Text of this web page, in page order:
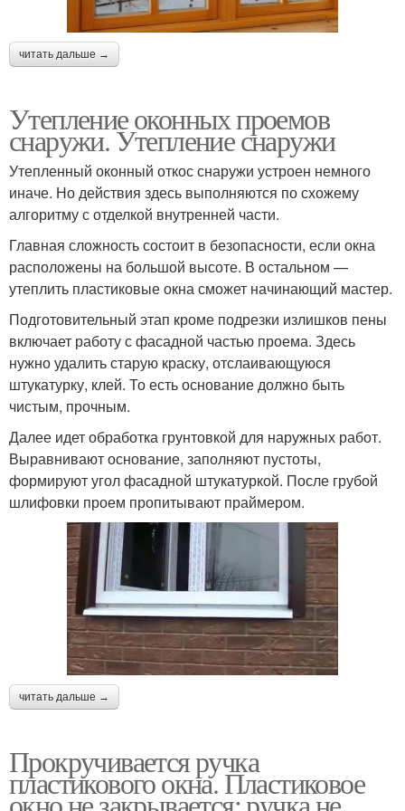
читать дальше →
Утепление оконных проемов
снаружи. Утепление снаружи
Утепленный оконный откос снаружи устроен немного
иначе. Но действия здесь выполняются по схожему
алгоритму с отделкой внутренней части.
Главная сложность состоит в безопасности, если окна
расположены на большой высоте. В остальном —
утеплить пластиковые окна сможет начинающий мастер.
Подготовительный этап кроме подрезки излишков пены
включает работу с фасадной частью проема. Здесь
нужно удалить старую краску, отслаивающуюся
штукатурку, клей. То есть основание должно быть
чистым, прочным.
Далее идет обработка грунтовкой для наружных работ.
Выравнивают основание, заполняют пустоты,
формируют угол фасадной штукатуркой. После грубой
шлифовки проем пропитывают праймером.
читать дальше →
Прокручивается ручка
пластикового окна. Пластиковое